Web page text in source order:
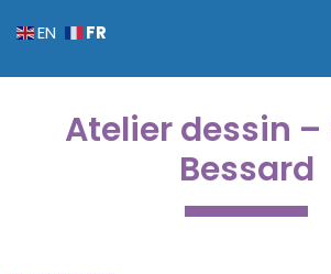
Atelier dessin –
Bessard
EN FR